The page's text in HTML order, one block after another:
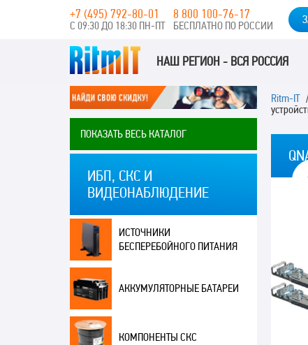
+7 (495) 792-80-01
С 09:30 ДО 18:30 ПН-ПТ
8 800 100-76-17
БЕСПЛАТНО ПО РОССИИ
НАШ РЕГИОН - ВСЯ РОССИЯ
ПОКАЗАТЬ ВЕСЬ КАТАЛОГ
ИБП, СКС И
ВИДЕОНАБЛЮДЕНИЕ
ИСТОЧНИКИ
БЕСПЕРЕБОЙНОГО ПИТАНИЯ
АККУМУЛЯТОРНЫЕ БАТАРЕИ
КОМПОНЕНТЫ СКС
Ritm-IT